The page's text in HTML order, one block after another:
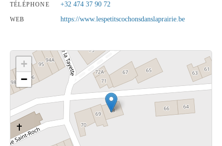
TÉLÉPHONE +32 474 37 90 72
WEB https://www.lespetitscochonsdanslaprairie.be
Cliquez sur le bouton pour afficher la carte.
Voir la carte
+
−